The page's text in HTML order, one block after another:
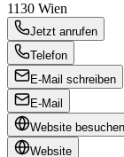
1130 Wien
Jetzt anrufen
Telefon
E-Mail schreiben
E-Mail
Website besuchen
Website